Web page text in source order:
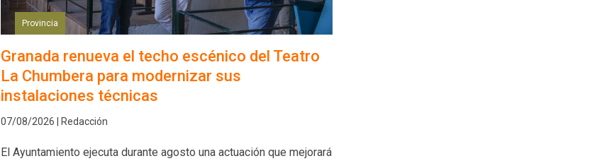
Provincia
Granada renueva el techo escénico del Teatro
La Chumbera para modernizar sus
instalaciones técnicas
07/08/2026 | Redacción
El Ayuntamiento ejecuta durante agosto una actuación que mejorará